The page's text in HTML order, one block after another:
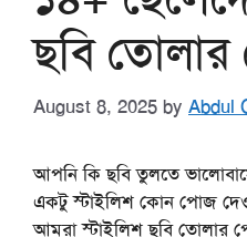
ছবি
August 8, 2025 by Abdul
আপনি কি ছবি তুলতে
একটু স্টাইলিশ কোন পোজ
আমরা স্টাইলিশ ছবি তোলার